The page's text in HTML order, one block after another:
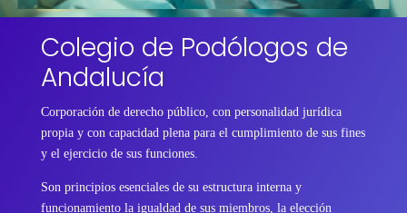
Colegio de Podólogos de
Andalucía
Corporación de derecho público, con personalidad jurídica
propia y con capacidad plena para el cumplimiento de sus fines
y el ejercicio de sus funciones.
Son principios esenciales de su estructura interna y
funcionamiento la igualdad de sus miembros, la elección